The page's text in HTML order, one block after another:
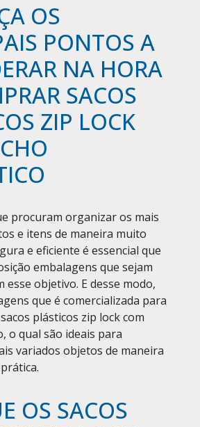
OS
PONTOS A
NA HORA
SACOS
ZIP LOCK
procuram organizar os mais
e itens de maneira muito
e eficiente é essencial que
embalagens que sejam
esse objetivo. E desse modo,
que é comercializada para
plásticos zip lock com
o qual são ideais para
variados objetos de maneira
OS SACOS